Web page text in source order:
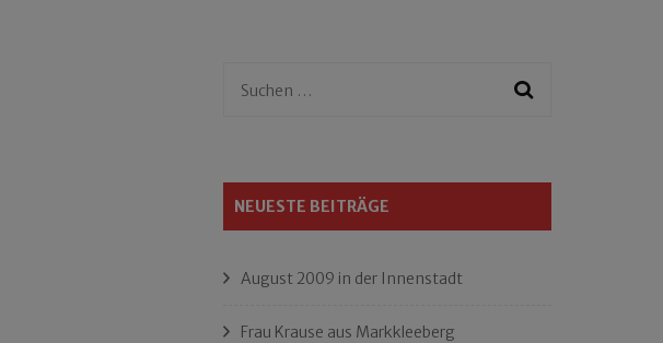
Suchen
NEUESTE BEITRÄGE
August 2009 in der Innenstadt
Frau Krause aus Markkleeberg